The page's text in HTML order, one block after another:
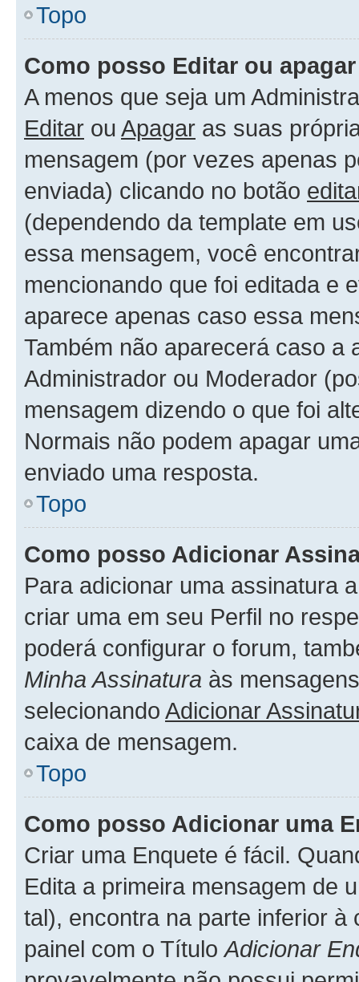
Topo
Como posso Editar ou
A menos que seja um
Editar ou Apagar as suas
mensagem (por vezes apenas
enviada) clicando no botão
(dependendo da template em
essa mensagem, você
mencionando que foi editada e
aparece apenas caso essa
Também não aparecerá caso a
Administrador ou Moderador
mensagem dizendo o que foi
Normais não podem apagar
enviado uma resposta.
Topo
Como posso Adicionar
Para adicionar uma assinatura
criar uma em seu Perfil no
poderá configurar o forum,
Minha Assinatura às
selecionando Adicionar
caixa de mensagem.
Topo
Como posso Adicionar uma
Criar uma Enquete é fácil.
Edita a primeira mensagem de
tal), encontra na parte inferior
painel com o TítuloAdicionar